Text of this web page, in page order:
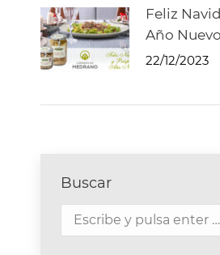
Feliz
Año Nuevo
22/12/2023
Buscar
Buscar: